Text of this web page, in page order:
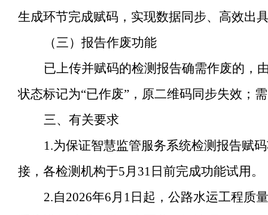
生成环节完成赋码，实现数据同步、高效出
（三）报告作废功能
已上传并赋码的检测报告确需作废的，
状态标记为“已作废” ，原二维码同步失效；
三、有关要求
1.为保证智慧监管服务系统检测报告赋
接，各检测机构于5月31日前完成功能试用。
2.自2026年6月1日起，公路水运工程质